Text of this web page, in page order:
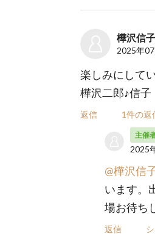
樺沢信子
2025年
楽しみにして
樺沢二郎♪信子
返信 1件の
主催
2025
@樺沢信
います。
場お待ち
返信